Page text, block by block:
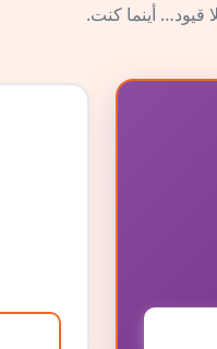
قيود… أينما كنت.